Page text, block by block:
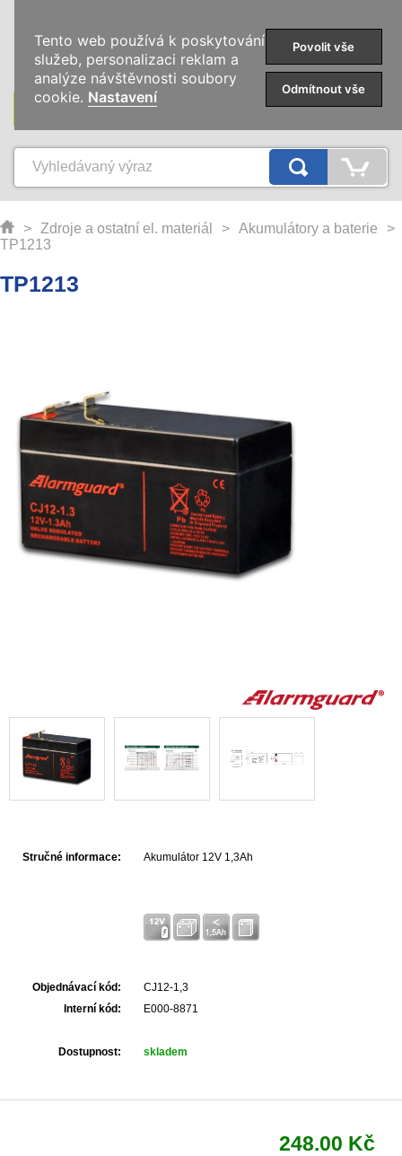
KATEGORIE
> Zdroje a ostatní el. materiál > Akumulátory a baterie
>
TP1213
TP1213
Stručné informace: Akumulátor 12V 1,3Ah
Objednávací kód:
CJ12-1,3
Interní kód:
E000-8871
Dostupnost: skladem
248.00 Kč
Tento web používá k poskytování
služeb, personalizaci reklam a
analýze návštěvnosti soubory
cookie. Nastavení
Povolit vše
Odmítnout vše